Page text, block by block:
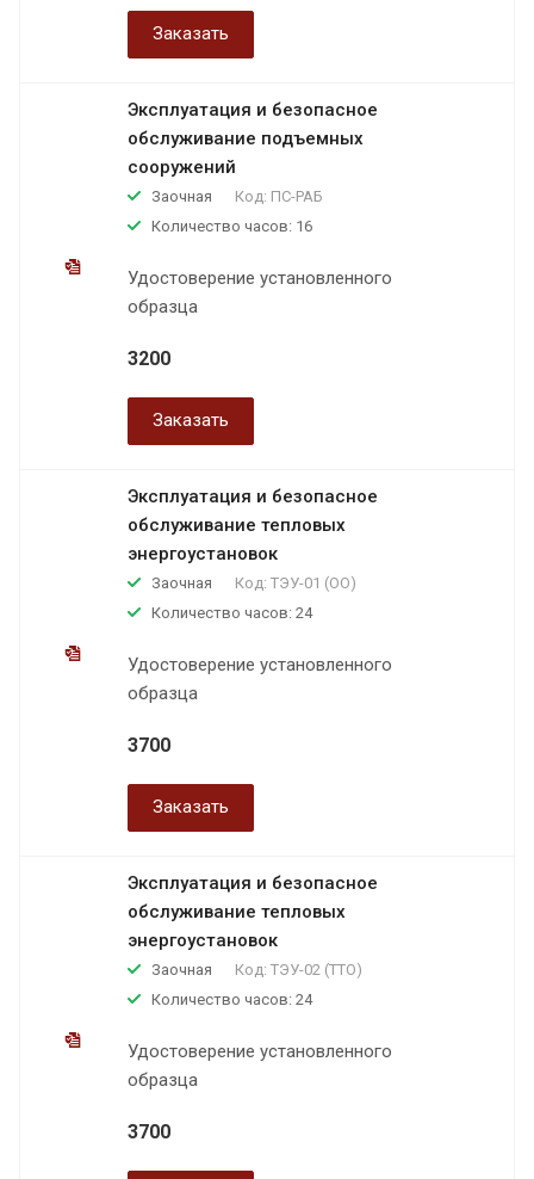
Заказать
Эксплуатация и безопасное
обслуживание подъемных
сооружений
Заочная Код: ПС-РАБ
Количество часов: 16
Удостоверение установленного
образца
3200
Заказать
Эксплуатация и безопасное
обслуживание тепловых
энергоустановок
Заочная Код: ТЭУ-01 (ОО)
Количество часов: 24
Удостоверение установленного
образца
3700
Заказать
Эксплуатация и безопасное
обслуживание тепловых
энергоустановок
Заочная Код: ТЭУ-02 (ТТО)
Количество часов: 24
Удостоверение установленного
образца
3700